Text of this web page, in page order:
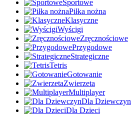
Sportowe
Piłka nożna
Klasyczne
Wyścigi
Zręcznościowe
Przygodowe
Strategiczne
Tetris
Gotowanie
Zwierzeta
Multiplayer
Dla Dziewczyn
Dla Dzieci